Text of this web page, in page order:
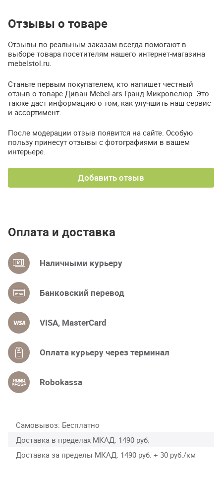
Отзывы о товаре
Отзывы по реальным заказам всегда помогают в
выборе товара посетителям нашего интернет-магазина
mebelstol.ru.
Станьте первым покупателем, кто напишет честный
отзыв о товаре Диван Mebel-ars Гранд Микровелюр. Это
также даст информацию о том, как улучшить наш сервис
и ассортимент.
После модерации отзыв появится на сайте. Особую
пользу принесут отзывы с фотографиями в вашем
интерьере.
Добавить отзыв
Оплата и доставка
Наличными курьеру
Банковский перевод
VISA, MasterCard
Оплата курьеру через терминал
Robokassa
Самовывоз Бесплатно
Доставка в пределах МКАД 1490 руб.
Доставка за пределы МКАД 1490 руб. + 30 руб./км